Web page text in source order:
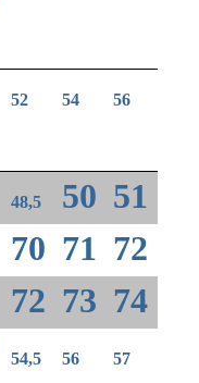
52 54 56
48,5 50 51
70 71 72
72 73 74
54,5 56 57